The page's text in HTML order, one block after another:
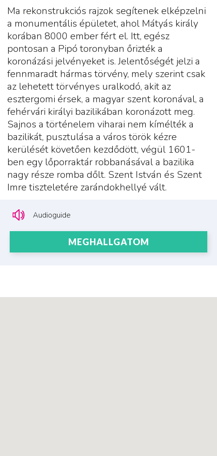
Ma rekonstrukciós rajzok segítenek elképzelni
a monumentális épületet, ahol Mátyás király
korában 8000 ember fért el. Itt, egész
pontosan a Pipó toronyban őrizték a
koronázási jelvényeket is. Jelentőségét jelzi a
fennmaradt hármas törvény, mely szerint csak
az lehetett törvényes uralkodó, akit az
esztergomi érsek, a magyar szent koronával, a
fehérvári királyi bazilikában koronázott meg.
Sajnos a történelem viharai nem kímélték a
bazilikát, pusztulása a város török kézre
kerülését követően kezdődött, végül 1601-
ben egy lőporraktár robbanásával a bazilika
nagy része romba dőlt. Szent István és Szent
Imre tiszteletére zarándokhellyé vált.
Audioguide
MEGHALLGATOM